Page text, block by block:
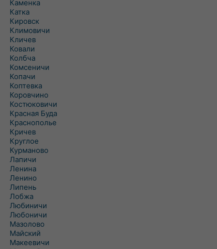
Каменка
Катка
Кировск
Климовичи
Кличев
Ковали
Колбча
Комсеничи
Копачи
Коптевка
Коровчино
Костюковичи
Красная Буда
Краснополье
Кричев
Круглое
Курманово
Лапичи
Ленина
Ленино
Липень
Лобжа
Любиничи
Любоничи
Мазолово
Майский
Макеевичи